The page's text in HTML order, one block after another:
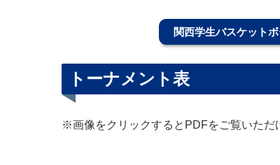
関西学生バスケット
トーナメント表
※画像をクリックするとPDFをご覧いただ